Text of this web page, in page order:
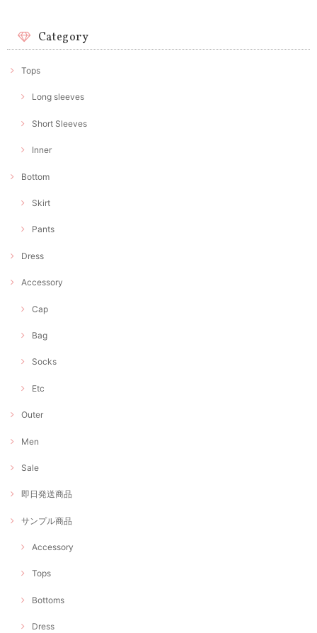
Category
Tops
Long sleeves
Short Sleeves
Inner
Bottom
Skirt
Pants
Dress
Accessory
Cap
Bag
Socks
Etc
Outer
Men
Sale
即日発送商品
サンプル商品
Accessory
Tops
Bottoms
Dress